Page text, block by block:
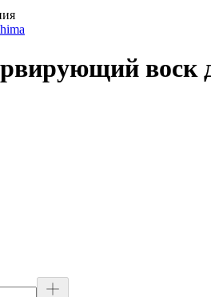
воск